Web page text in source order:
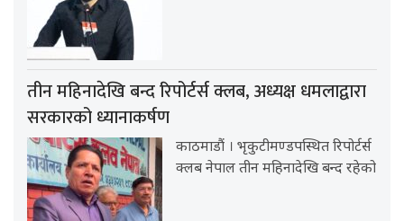
तीन महिनादेखि बन्द रिपोर्टर्स क्लब, अध्यक्ष धमलाद्वारा
सरकारको ध्यानाकर्षण
काठमाडौं । भृकुटीमण्डपस्थित रिपोर्टर्स
क्लब नेपाल तीन महिनादेखि बन्द रहेको